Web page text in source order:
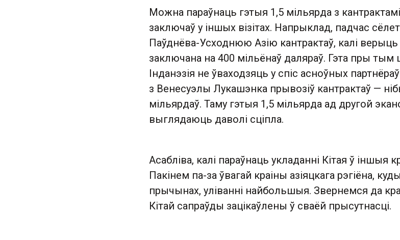
Можна параўнаць гэтыя 1,5 мільярда з
заключаў у іншых візітах. Напрыклад, падчас
Паўднёва-Усходнюю Азію кантрактаў, калі
заключана на 400 мільёнаў даляраў. Гэта пры тым
Інданэзія не ўваходзяць у спіс асноўных
з Венесуэлы Лукашэнка прывозіў кантрактаў —
мільярдаў. Таму гэтыя 1,5 мільярда ад другой
выглядаюць даволі сціпла.
Асабліва, калі параўнаць укладанні Кітая ў іншыя
Пакінем па-за ўвагай краіны азіяцкага рэгіёна,
прычынах, уліванні найбольшыя. Звернемся да
Кітай сапраўды зацікаўлены ў сваёй прысутнасці.